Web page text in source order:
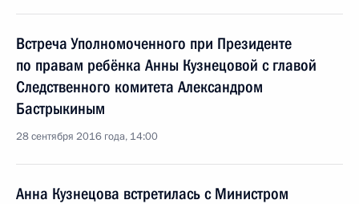
Встреча Уполномоченного при Президенте
по правам ребёнка Анны Кузнецовой с главой
Следственного комитета Александром
Бастрыкиным
28 сентября 2016 года, 14:00
Анна Кузнецова встретилась с Министром